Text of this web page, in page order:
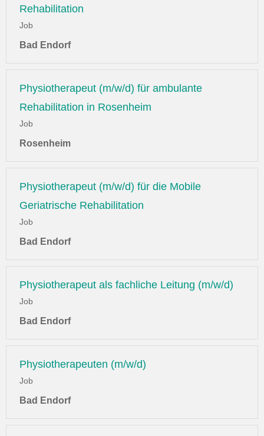
Rehabilitation
Job
Bad Endorf
Physiotherapeut (m/w/d) für ambulante
Rehabilitation in Rosenheim
Job
Rosenheim
Physiotherapeut (m/w/d) für die Mobile
Geriatrische Rehabilitation
Job
Bad Endorf
Physiotherapeut als fachliche Leitung (m/w/d)
Job
Bad Endorf
Physiotherapeuten (m/w/d)
Job
Bad Endorf